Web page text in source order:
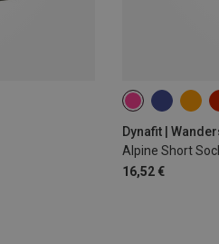
Dynafit |
Alpine Short
16,52 €
35|36|37|38